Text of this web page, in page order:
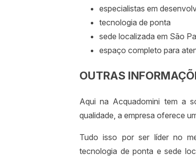
especialistas em
tecnologia de ponta
sede localizada em São
espaço completo para
OUTRAS
Aqui na Acquadomini tem a
qualidade, a empresa oferece
Tudo isso por ser líder no
tecnologia de ponta e sede